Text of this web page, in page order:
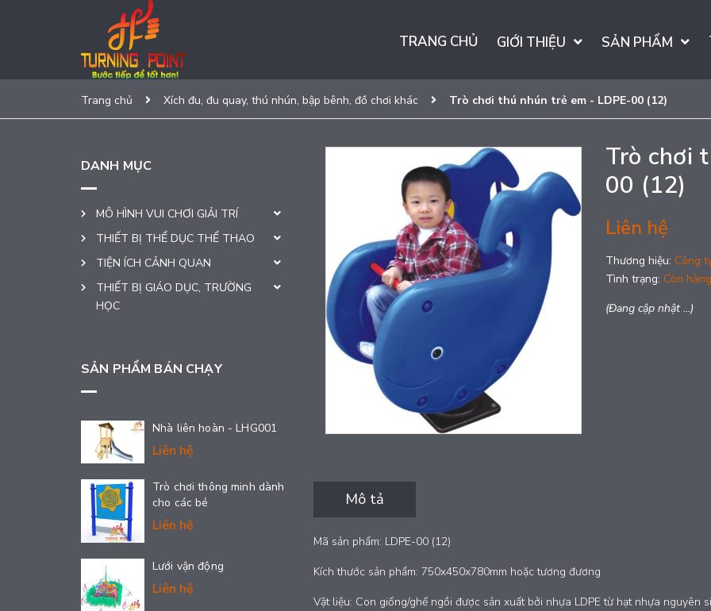
TRANG CHỦ GIỚI THIỆU SẢN PHẨM
Trang chủ Xích đu, đu quay, thú nhún, bập bênh, đồ chơi khác Trò chơi thú nhún trẻ em - LDPE-00 (12)
Trò chơi
00 (12)
Liên hệ
Thương hiệu: Công
Tình trạng: Còn hàng
(Đang cập nhật ...)
Mô tả
Mã sản phẩm: LDPE-00 (12)
Kích thước sản phẩm: 750x450x780mm hoặc tương đương
Vật liệu: Con giống/ghế ngồi được sản xuất bởi nhựa LDPE từ hạt nhựa
DANH MỤC
MÔ HÌNH VUI CHƠI GIẢI TRÍ
THIẾT BỊ THỂ DỤC THỂ THAO
TIỆN ÍCH CẢNH QUAN
THIẾT BỊ GIÁO DỤC, TRƯỜNG
HỌC
SẢN PHẨM BÁN CHẠY
Nhà liên hoàn - LHG001
Liên hệ
Trò chơi thông minh dành
cho các bé
Liên hệ
Lưới vận động
Liên hệ